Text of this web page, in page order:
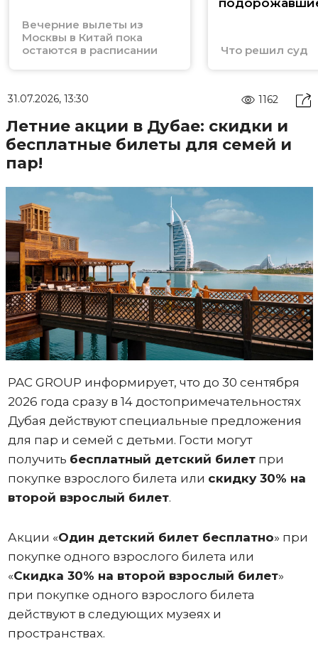
Вечерние вылеты из
Москвы в Китай пока
остаются в расписании
Что решил суд
31.07.2026, 13:30 1162
Летние акции в Дубае: скидки и
бесплатные билеты для семей и
пар!
PAC GROUP информирует, что до 30 сентября
2026 года сразу в 14 достопримечательностях
Дубая действуют специальные предложения
для пар и семей с детьми. Гости могут
получить бесплатный детский билетпри
покупке взрослого билета или скидку 30% на
второй взрослый билет.
Акции «Один детский билет бесплатно» при
покупке одного взрослого билета или
«Скидка 30% на второй взрослый билет»
при покупке одного взрослого билета
действуют в следующих музеях и
пространствах.